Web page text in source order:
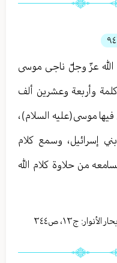
الله عزّ وجلّ ناجى موسى
وأربعة وعشرين ألف
فيها موسى(عليه السلام)،
إسرائيل، وسمع كلام
من حلاوة كلام الله
الأنوار: ج١٣، ص٣٤٤